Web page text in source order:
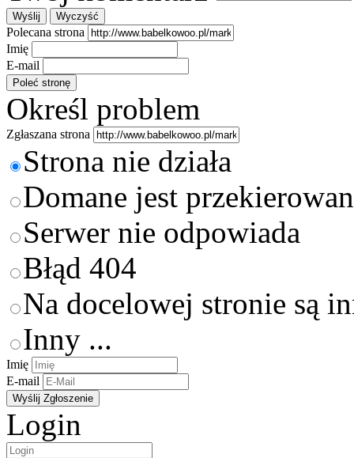
Polecana strona
Imię
E-mail
Określ problem
Zgłaszana strona
Strona nie działa
Domane jest
Serwer nie odpowiada
Błąd 404
Na docelowej stronie są
Inny ...
Imię
E-mail
Login